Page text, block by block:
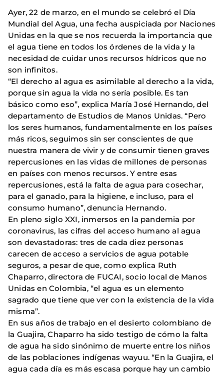
Ayer, 22 de marzo, en el mundo se celebró el Día
Mundial del Agua, una fecha auspiciada por Naciones
Unidas en la que se nos recuerda la importancia que
el agua tiene en todos los órdenes de la vida y la
necesidad de cuidar unos recursos hídricos que no
son infinitos.
“El derecho al agua es asimilable al derecho a la vida,
porque sin agua la vida no sería posible. Es tan
básico como eso”, explica María José Hernando, del
departamento de Estudios de Manos Unidas. “Pero
los seres humanos, fundamentalmente en los países
más ricos, seguimos sin ser conscientes de que
nuestra manera de vivir y de consumir tienen graves
repercusiones en las vidas de millones de personas
en países con menos recursos. Y entre esas
repercusiones, está la falta de agua para cosechar,
para el ganado, para la higiene, e incluso, para el
consumo humano”, denuncia Hernando.
En pleno siglo XXI, inmersos en la pandemia por
coronavirus, las cifras del acceso humano al agua
son devastadoras: tres de cada diez personas
carecen de acceso a servicios de agua potable
seguros, a pesar de que, como explica Ruth
Chaparro, directora de FUCAI, socio local de Manos
Unidas en Colombia, “el agua es un elemento
sagrado que tiene que ver con la existencia de la vida
misma”.
En sus años de trabajo en el desierto colombiano de
la Guajira, Chaparro ha sido testigo de cómo la falta
de agua ha sido sinónimo de muerte entre los niños
de las poblaciones indígenas wayuu. “En la Guajira, el
agua cada día es más escasa porque hay un cambio